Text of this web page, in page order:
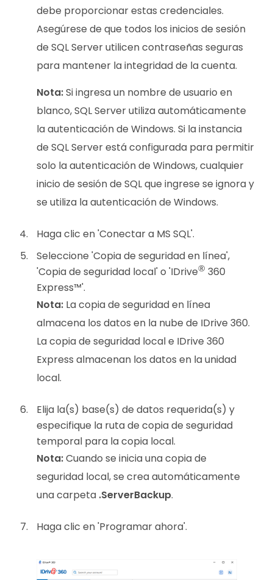
debe proporcionar estas credenciales.
Asegúrese de que todos los inicios de sesión
de SQL Server utilicen contraseñas seguras
para mantener la integridad de la cuenta.
Nota:Si ingresa un nombre de usuario en
blanco, SQL Server utiliza automáticamente
la autenticación de Windows. Si la instancia
de SQL Server está configurada para permitir
solo la autenticación de Windows, cualquier
inicio de sesión de SQL que ingrese se ignora y
se utiliza la autenticación de Windows.
Haga clic en 'Conectar a MS SQL'.
Seleccione 'Copia de seguridad en línea',
'Copia de seguridad local' o 'IDrive® 360
Express™'.
Nota: La copia de seguridad en línea
almacena los datos en la nube de IDrive 360.
La copia de seguridad local e IDrive 360
Express almacenan los datos en la unidad
local.
Elija la(s) base(s) de datos requerida(s) y
especifique la ruta de copia de seguridad
temporal para la copia local.
Nota:Cuando se inicia una copia de
seguridad local, se crea automáticamente
una carpeta .ServerBackup.
Haga clic en 'Programar ahora'.